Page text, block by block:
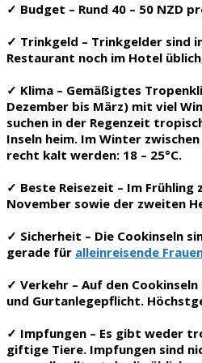
✓ Budget – Rund 40 – 50 NZD
✓ Trinkgeld – Trinkgelder sind
Restaurant noch im Hotel
✓ Klima – Gemäßigtes
Dezember bis März) mit viel
suchen in der Regenzeit
Inseln heim. Im Winter
recht kalt werden: 18 – 25°C.
✓ Beste Reisezeit – Im Frühling
November sowie der zweiten
✓ Sicherheit – Die Cookinseln
gerade für alleinreisende
✓ Verkehr – Auf den
und Gurtanlegepflicht.
✓ Impfungen – Es gibt weder
giftige Tiere. Impfungen sind